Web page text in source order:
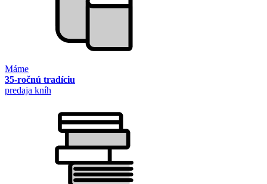
Máme
35-ročnú tradíciu
predaja kníh